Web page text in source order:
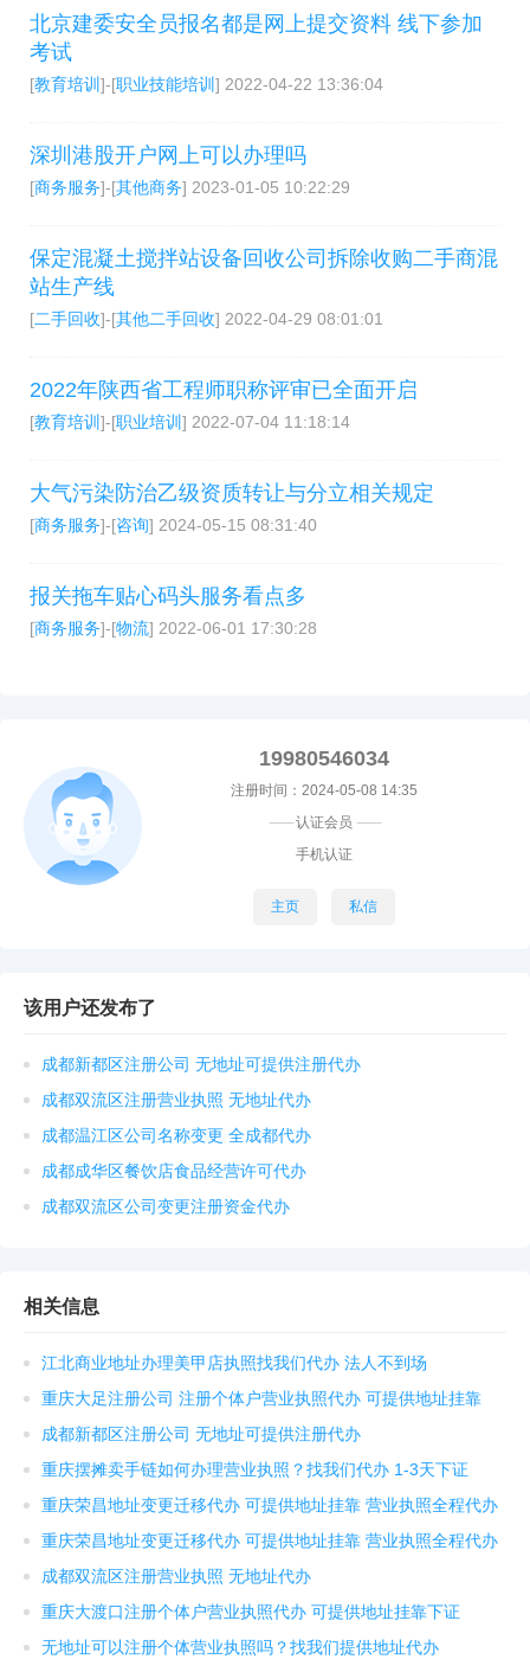
北京建委安全员报名都是网上提交资料 线下参加
考试
[教育培训 ]-[职业技能培训 ] 2022-04-22 13:36:04
深圳港股开户网上可以办理吗
[商务服务]-[其他商务] 2023-01-05 10:22:29
保定混凝土搅拌站设备回收公司拆除收购二手商混
站生产线
[二手回收]-[其他二手回收] 2022-04-29 08:01:01
2022年陕西省工程师职称评审已全面开启
[教育培训 ]-[职业培训 ] 2022-07-04 11:18:14
大气污染防治乙级资质转让与分立相关规定
[商务服务]-[咨询] 2024-05-15 08:31:40
报关拖车贴心码头服务看点多
[商务服务]-[物流] 2022-06-01 17:30:28
19980546034
注册时间：2024-05-08 14:35
----------认证会员 ----------
手机认证
主页 私信
该用户还发布了
成都新都区注册公司 无地址可提供注册代办
成都双流区注册营业执照 无地址代办
成都温江区公司名称变更 全成都代办
成都成华区餐饮店食品经营许可代办
成都双流区公司变更注册资金代办
相关信息
江北商业地址办理美甲店执照找我们代办 法人不到场
重庆大足注册公司 注册个体户营业执照代办 可提供地址挂靠
成都新都区注册公司 无地址可提供注册代办
重庆摆摊卖手链如何办理营业执照？找我们代办 1-3天下证
重庆荣昌地址变更迁移代办 可提供地址挂靠 营业执照全程代办
重庆荣昌地址变更迁移代办 可提供地址挂靠 营业执照全程代办
成都双流区注册营业执照 无地址代办
重庆大渡口注册个体户营业执照代办 可提供地址挂靠下证
无地址可以注册个体营业执照吗？找我们提供地址代办